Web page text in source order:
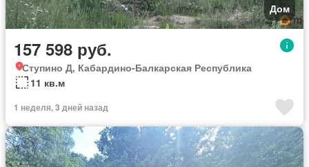
Дом
157 598 руб.
Ступино Д, Кабардино-Балкарская Республика
11 кв.м
1 неделя, 3 дней назад